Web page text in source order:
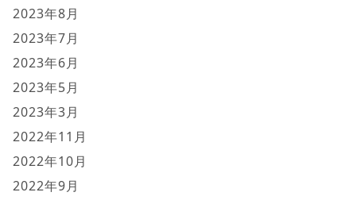
2023年8月
2023年7月
2023年6月
2023年5月
2023年3月
2022年11月
2022年10月
2022年9月